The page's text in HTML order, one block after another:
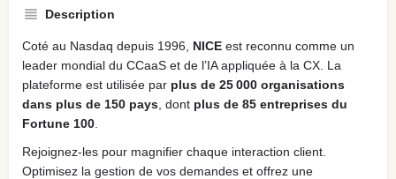
Description
Coté au Nasdaq depuis 1996, NICE est reconnu comme un
leader mondial du CCaaS et de l’IA appliquée à la CX. La
plateforme est utilisée par plus de 25 000 organisations
dans plus de 150 pays , dont plus de 85 entreprises du
Fortune 100
Rejoignez-les pour magnifier chaque interaction client.
Optimisez la gestion de vos demandes et offrez une